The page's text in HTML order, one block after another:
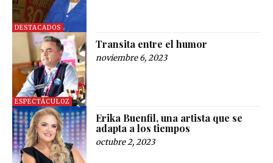
DESTACADOS
ESPECTÁCULOZ
Transita entre el humor
noviembre 6, 2023
Erika Buenfil, una artista que se
adapta a los tiempos
octubre 2, 2023